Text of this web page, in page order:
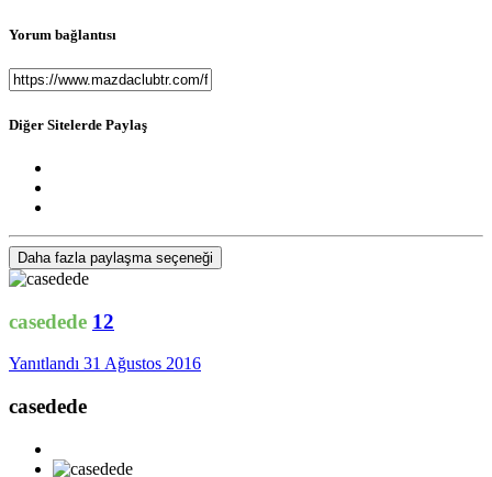
Yorum bağlantısı
Diğer Sitelerde Paylaş
Daha fazla paylaşma seçeneği
casedede 12
Yanıtlandı 31 Ağustos 2016
casedede